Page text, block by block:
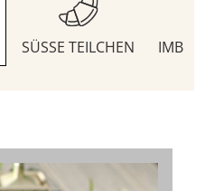
SÜSSE TEILCHEN